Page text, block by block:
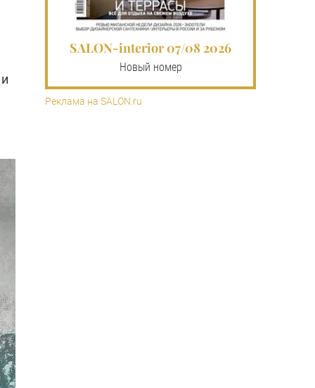
SALON-interior 07/08 2026
Новый номер
Реклама на SALON.ru